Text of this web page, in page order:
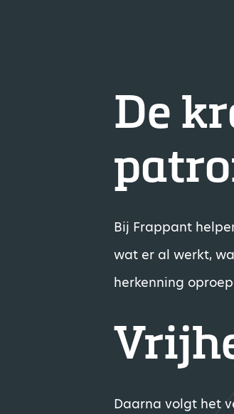
De
Bij Frappant
wat er al werkt,
herkenning
Daarna volgt het